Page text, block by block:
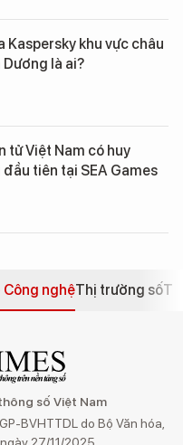
Kaspersky khu vực châu
là ai?
tử Việt Nam có huy
tiên tại SEA Games
Công nghệThị trường số
số Việt Nam
BVHTTDL do Bộ Văn hóa,
27/11/2025